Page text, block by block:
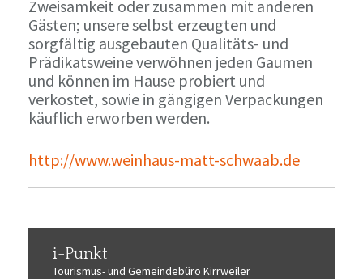
Zweisamkeit oder zusammen mit anderen
Gästen; unsere selbst erzeugten und
sorgfältig ausgebauten Qualitäts- und
Prädikatsweine verwöhnen jeden Gaumen
und können im Hause probiert und
verkostet, sowie in gängigen Verpackungen
käuflich erworben werden.
http://www.weinhaus-matt-schwaab.de
i-Punkt
Tourismus-und Gemeindebüro Kirrweiler